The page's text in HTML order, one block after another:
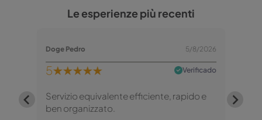
Le esperienze più recenti
Doge Pedro 5/8/2026
5★★★★★ Verificado
Servizio equivalente efficiente, rapido e
ben organizzato.